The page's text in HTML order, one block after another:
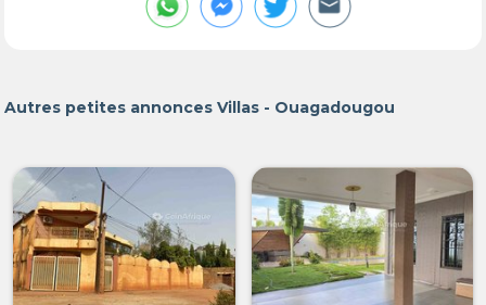
Autres petites annonces Villas - Ouagadougou